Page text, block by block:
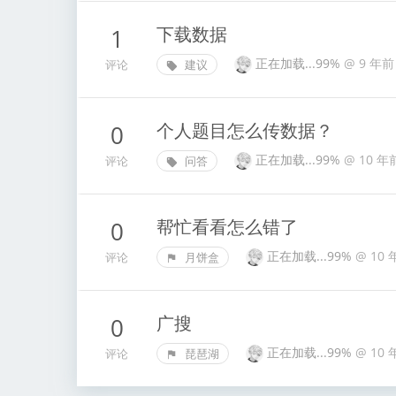
1
评论
下载数据
建议 正在加载...99% @ 9 年前
0
评论
个人题目怎么传数据？
问答 正在加载...99% @ 10 年
0
评论
帮忙看看怎么错了
月饼盒 正在加载...99% @ 10
0
评论
广搜
琵琶湖 正在加载...99% @ 10